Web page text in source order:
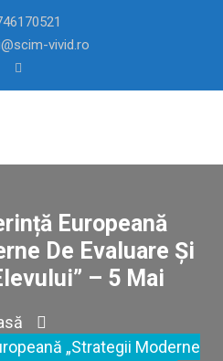
vivid.ro
Europeană
De Evaluare Și
– 5 Mai
„Strategii Moderne